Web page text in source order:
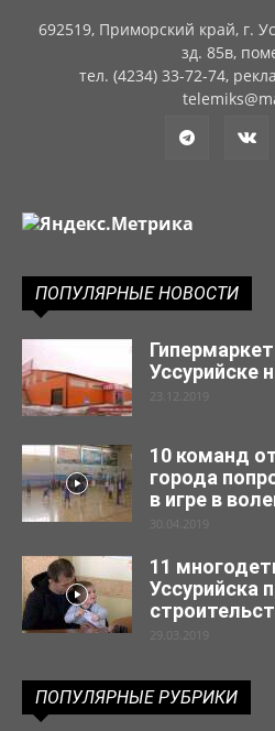
692519, Приморский край, г.
зд. 85в,
тел. (4234) 33-72-74,
ПОПУЛЯРНЫЕ НОВОСТИ
Уссурийске
23.12.2019
10 команд
города
в игре в
30.04.2019
11
Уссурийска
29.03.2019
ПОПУЛЯРНЫЕ РУБРИКИ